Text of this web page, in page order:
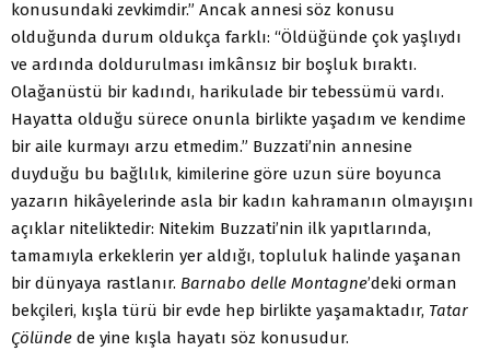
konusundaki zevkimdir.” Ancak annesi söz konusu
olduğunda durum oldukça farklı: “Öldüğünde çok yaşlıydı
ve ardında doldurulması imkânsız bir boşluk bıraktı.
Olağanüstü bir kadındı, harikulade bir tebessümü vardı.
Hayatta olduğu sürece onunla birlikte yaşadım ve kendime
bir aile kurmayı arzu etmedim.” Buzzati’nin annesine
duyduğu bu bağlılık, kimilerine göre uzun süre boyunca
yazarın hikâyelerinde asla bir kadın kahramanın olmayışını
açıklar niteliktedir: Nitekim Buzzati’nin ilk yapıtlarında,
tamamıyla erkeklerin yer aldığı, topluluk halinde yaşanan
bir dünyaya rastlanır. Barnabo delle Montagne’deki orman
bekçileri, kışla türü bir evde hep birlikte yaşamaktadır, Tatar
Çölünde de yine kışla hayatı söz konusudur.